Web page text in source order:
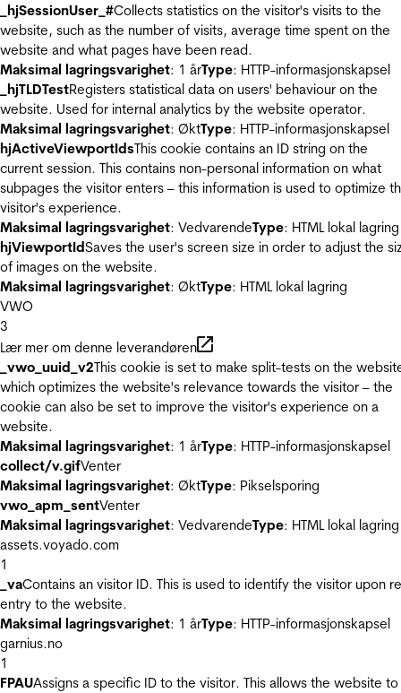
_hjSessionUser_#Collects statistics on the visitor's visits to the
website, such as the number of visits, average time spent on the
website and what pages have been read.
Maksimal lagringsvarighet: 1 årType: HTTP-informasjonskapsel
_hjTLDTestRegisters statistical data on users' behaviour on the
website. Used for internal analytics by the website operator.
Maksimal lagringsvarighet: ØktType: HTTP-informasjonskapsel
hjActiveViewportIdsThis cookie contains an ID string on the
current session. This contains non-personal information on what
subpages the visitor enters – this information is used to optimize
visitor's experience.
Maksimal lagringsvarighet: VedvarendeType: HTML lokal lagring
hjViewportIdSaves the user's screen size in order to adjust the
of images on the website.
Maksimal lagringsvarighet: ØktType: HTML lokal lagring
VWO
3
Lær mer om denne leverandøren
_vwo_uuid_v2This cookie is set to make split-tests on the
which optimizes the website's relevance towards the visitor – the
cookie can also be set to improve the visitor's experience on a
website.
Maksimal lagringsvarighet: 1 årType: HTTP-informasjonskapsel
collect/v.gifVenter
Maksimal lagringsvarighet: ØktType: Pikselsporing
vwo_apm_sentVenter
Maksimal lagringsvarighet: VedvarendeType: HTML lokal lagring
assets.voyado.com
1
_vaContains an visitor ID. This is used to identify the visitor upon
entry to the website.
Maksimal lagringsvarighet: 1 årType: HTTP-informasjonskapsel
garnius.no
1
FPAUAssigns a specific ID to the visitor. This allows the website to